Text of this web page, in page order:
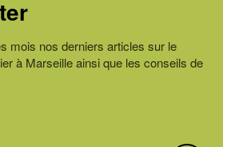
mois nos derniers articles sur le
à Marseille ainsi que les conseils de